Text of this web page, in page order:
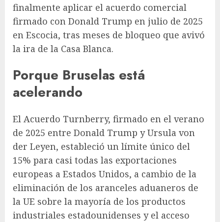
finalmente aplicar el acuerdo comercial
firmado con Donald Trump en julio de 2025
en Escocia, tras meses de bloqueo que avivó
la ira de la Casa Blanca.
Porque Bruselas está
acelerando
El Acuerdo Turnberry, firmado en el verano
de 2025 entre Donald Trump y Ursula von
der Leyen, estableció un límite único del
15% para casi todas las exportaciones
europeas a Estados Unidos, a cambio de la
eliminación de los aranceles aduaneros de
la UE sobre la mayoría de los productos
industriales estadounidenses y el acceso